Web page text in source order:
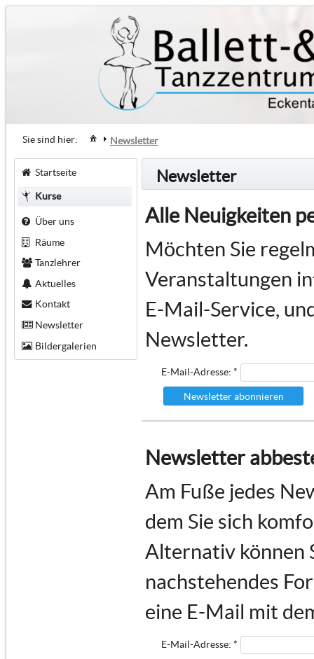
Sie sind hier: Newsletter
Startseite
Kurse
Über uns
Räume
Tanzlehrer
Aktuelles
Kontakt
Newsletter
Bildergalerien
Newsletter
Alle Neuigkeiten
Möchten Sie
Veranstaltungen
E-Mail-Service,
Newsletter.
Newsletter abonnieren
E-Mail-Adresse: *
Newsletter
Am Fuße jedes
dem Sie sich
Alternativ können
nachstehendes
eine E-Mail mit
E-Mail-Adresse: *